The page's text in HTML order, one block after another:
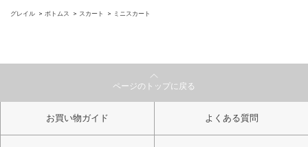
グレイル ボトムス スカート ミニスカート
ページのトップに戻る
お買い物ガイド よくある質問